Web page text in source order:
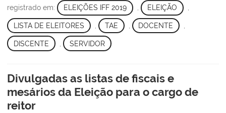
registrado em: ELEIÇÕES IFF 2019 , ELEIÇÃO ,
LISTA DE ELEITORES TAE DOCENTE
DISCENTE SERVIDOR
Divulgadas as listas de fiscais e
mesários da Eleição para o cargo de
reitor